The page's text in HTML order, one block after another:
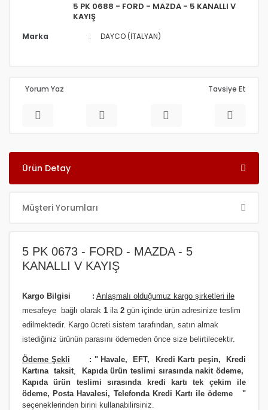
5 PK 0688 - FORD - MAZDA - 5 KANALLI V
KAYIŞ
Marka DAYCO (İTALYAN)
Yorum Yaz Tavsiye Et
Ürün Detay
Müşteri Yorumları
5 PK 0673 - FORD - MAZDA - 5
KANALLI V KAYIŞ
Kargo Bilgisi : Anlaşmalı olduğumuz kargo şirketleri ile
mesafeye bağlı olarak 1 ila 2 gün içinde ürün adresinize teslim
edilmektedir. Kargo ücreti sistem tarafından, satın almak
istediğiniz ürünün parasını ödemeden önce size belirtilecektir.
Ödeme Şekli : " Havale, EFT, Kredi Kartı peşin,
Kredi
Kartına taksit,
Kapıda ürün teslimi sırasında nakit ödeme,
Kapıda ürün teslimi sırasında kredi kartı tek çekim ile
ödeme, Posta Havalesi, Telefonda Kredi Kartı ile ödeme
"
seçeneklerinden birini kullanabilirsiniz.